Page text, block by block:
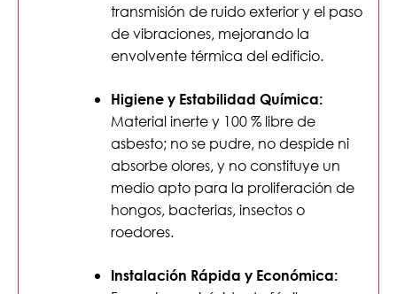
transmisión de ruido exterior y el paso
de vibraciones, mejorando la
envolvente térmica del edificio.
Higiene y Estabilidad Química:
Material inerte y 100 % libre de
asbesto; no se pudre, no despide ni
absorbe olores, y no constituye un
medio apto para la proliferación de
hongos, bacterias, insectos o
roedores.
Instalación Rápida y Económica: